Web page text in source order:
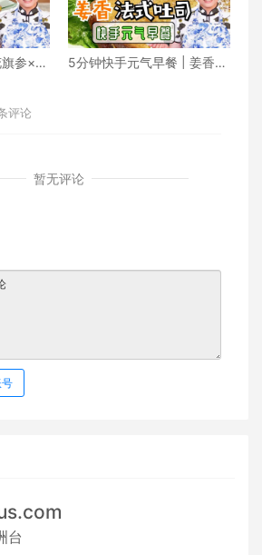
参×紫
5分钟快手元气早餐 | 姜香法
评论
暂无评论
台